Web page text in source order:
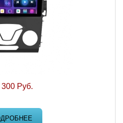
300 Руб.